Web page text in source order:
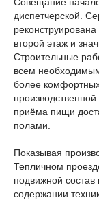
диспетчерской.
второй этаж и
Строительные
всем
более
приёма пищи
полами.
Показывая
Тепличном
подвижной
содержании